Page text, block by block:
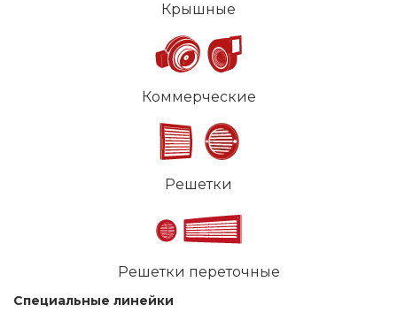
Крышные
Коммерческие
Решетки
Решетки переточные
Специальные линейки